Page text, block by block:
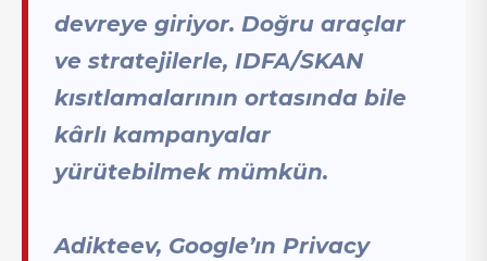
devreye giriyor. Doğru araçlar
ve stratejilerle, IDFA/SKAN
kısıtlamalarının ortasında bile
kârlı kampanyalar
yürütebilmek mümkün.
Adikteev, Google’ın Privacy